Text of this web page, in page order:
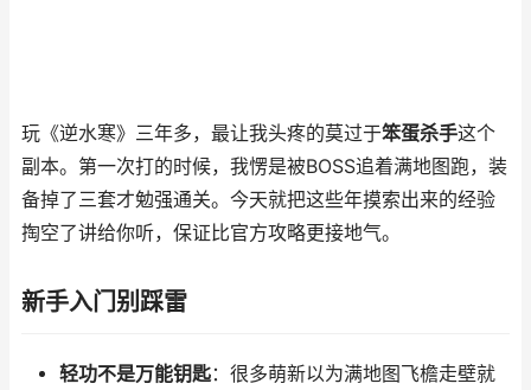
玩《逆水寒》三年多，最让我头疼的莫过于笨蛋杀手这个
副本。第一次打的时候，我愣是被BOSS追着满地图跑，装
备掉了三套才勉强通关。今天就把这些年摸索出来的经验
掏空了讲给你听，保证比官方攻略更接地气。
新手入门别踩雷
轻功不是万能钥匙：很多萌新以为满地图飞檐走壁就